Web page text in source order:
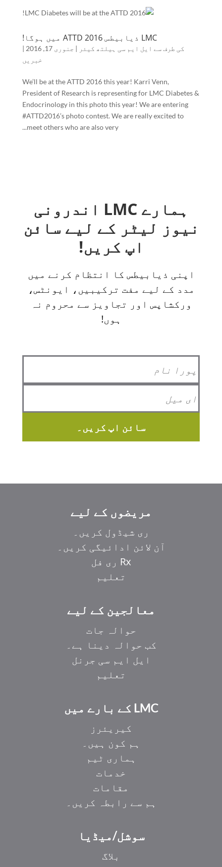
LMC ذیابیطس ATTD 2016 میں ہوگا!
کی طرف سے ایل ایم سی ہیلتھ کیئر | جنوری 17, 2016
|
خبریں
We’ll be at the ATTD 2016 this year! Karri Venn,
President of Research is representing for LMC Diabetes &
Endocrinology in this photo this year! We are entering
#ATTD2016’s photo contest. We are really excited to
meet others who are also very...
ہمارے LMC اندرونی
نیوز لیٹر کے لیے سائن
اپ کریں!
اپنی ذیابیطس کا انتظام کرنے میں
مدد کے لیے مفت ترکیبیں، ایونٹس،
ورکشاپس اور تجاویز سے محروم نہ
ہوں!
سائن اپ کریں۔
مریضوں کے لیے
ری شیڈول کریں۔
آن لائن ادائیگی کریں۔
Rx ری فل
تعلیم
معالجین کے لیے
حوالہ جات
کب حوالہ دینا ہے۔
ایل ایم سی جرنل
تعلیم
LMC کے بارے میں
کیریئرز
ہم کون ہیں۔
ہماری ٹیم
خدمات
مقامات
ہم سے رابطہ کریں۔
سوشل/میڈیا
بلاگ